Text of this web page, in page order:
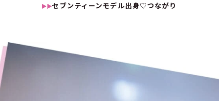
セブンティーンモデル出身♡つながり